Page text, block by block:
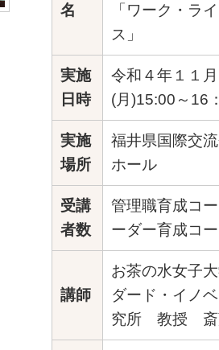
名
「ワーク・ラ
ス」
実施
日時
令和４年１１
(月)15:00～16
実施
場所
福井県国際交
ホール
受講
者数
管理職育成コ
ーダー育成コ
講師
お茶の水女子
ダード・イノ
究所 教授